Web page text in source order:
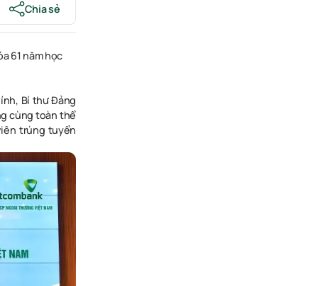
Chia sẻ
61 năm học
Bí thư Đảng
cùng toàn thể
trúng tuyển